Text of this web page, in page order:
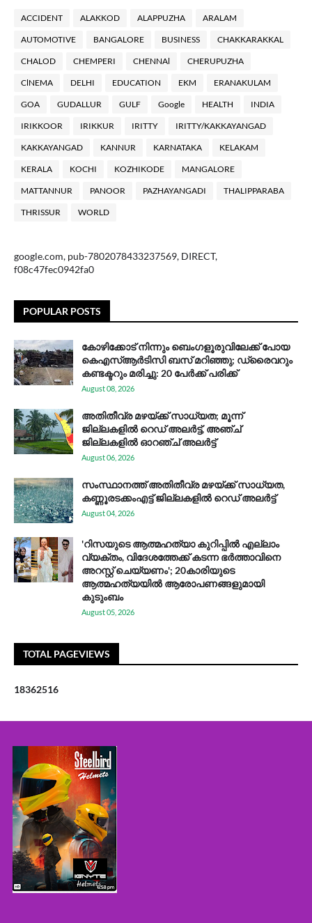
ACCIDENT ALAKKOD ALAPPUZHA ARALAM
AUTOMOTIVE BANGALORE BUSINESS CHAKKARAKKAL
CHALOD CHEMPERI CHENNAl CHERUPUZHA
ClNEMA DELHI EDUCATION EKM ERANAKULAM
GOA GUDALLUR GULF Google HEALTH INDIA
IRIKKOOR IRIKKUR IRITTY IRITTY/KAKKAYANGAD
KAKKAYANGAD KANNUR KARNATAKA KELAKAM
KERALA KOCHI KOZHIKODE MANGALORE
MATTANNUR PANOOR PAZHAYANGADI THALIPPARABA
THRISSUR WORLD
google.com, pub-7802078433237569, DIRECT,
f08c47fec0942fa0
POPULAR POSTS
കോഴിക്കോട് നിന്നും ബെംഗളൂരുവിലേക്ക് പോയ
കെഎസ്ആര്‍ടിസി ബസ് മറിഞ്ഞു; ഡ്രൈവറും
കണ്ടക്ടറും മരിച്ചു: 20 പേര്‍ക്ക് പരിക്ക്
August 08, 2026
അതിതീവ്ര മഴയ്ക്ക് സാധ്യത; മൂന്ന്
ജില്ലകളിൽ റെഡ് അലർട്ട്, അഞ്ച്
ജില്ലകളിൽ ഓറഞ്ച് അലർട്ട്
August 06, 2026
സം​സ്ഥാ​ന​ത്ത് അ​തി​തീ​വ്ര മ​ഴ​യ്ക്ക് സാ​ധ്യ​ത,
കണ്ണൂരടക്കംഎ​ട്ട് ജി​ല്ല​ക​ളി​ൽ റെ​ഡ് അ​ലർ​ട്ട്
August 04, 2026
'റിസയുടെ ആത്മഹത്യാ കുറിപ്പിൽ എല്ലാം
വ്യക്തം, വിദേശത്തേക്ക് കടന്ന ഭർത്താവിനെ
അറസ്റ്റ് ചെയ്യണം'; 20കാരിയുടെ
ആത്മഹത്യയിൽ ആരോപണങ്ങളുമായി
കുടുംബം
August 05, 2026
TOTAL PAGEVIEWS
18362516